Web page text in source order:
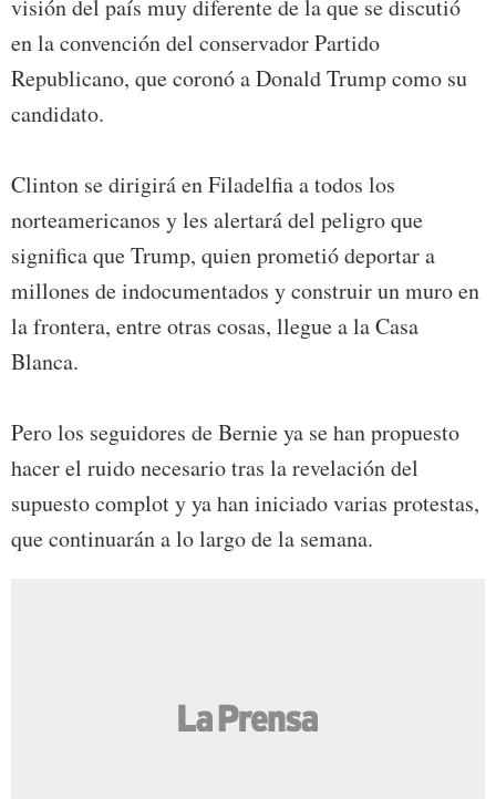
visión del país muy diferente de la que se discutió
en la convención del conservador Partido
Republicano, que coronó a Donald Trump como su
candidato.
Clinton se dirigirá en Filadelfia a todos los
norteamericanos y les alertará del peligro que
significa que Trump, quien prometió deportar a
millones de indocumentados y construir un muro en
la frontera, entre otras cosas, llegue a la Casa
Blanca.
Pero los seguidores de Bernie ya se han propuesto
hacer el ruido necesario tras la revelación del
supuesto complot y ya han iniciado varias protestas,
que continuarán a lo largo de la semana.